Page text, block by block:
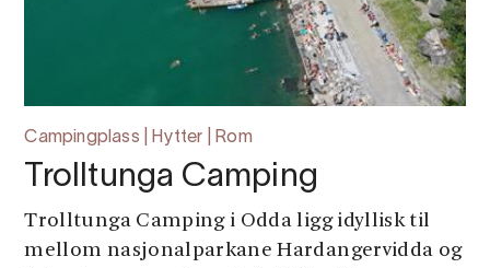
Campingplass | Hytter | Rom
Trolltunga Camping
Trolltunga Camping i Odda ligg idyllisk til
mellom nasjonalparkane Hardangervidda og